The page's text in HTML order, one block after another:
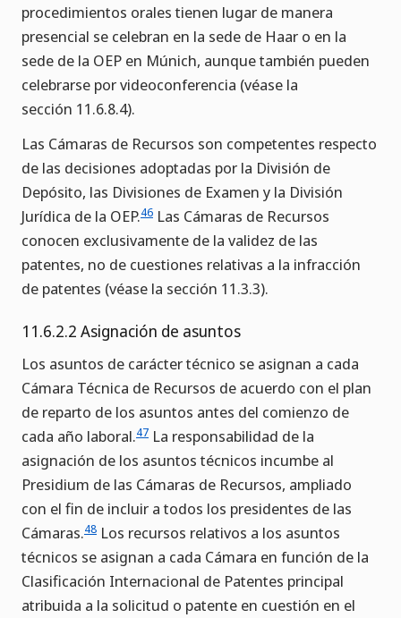
procedimientos orales tienen lugar de manera
presencial se celebran en la sede de Haar o en la
sede de la OEP en Múnich, aunque también pueden
celebrarse por videoconferencia (véase la
sección 11.6.8.4).
Las Cámaras de Recursos son competentes respecto
de las decisiones adoptadas por la División de
Depósito, las Divisiones de Examen y la División
Jurídica de la OEP.46 Las Cámaras de Recursos
conocen exclusivamente de la validez de las
patentes, no de cuestiones relativas a la infracción
de patentes (véase la sección 11.3.3).
11.6.2.2 Asignación de asuntos
Los asuntos de carácter técnico se asignan a cada
Cámara Técnica de Recursos de acuerdo con el plan
de reparto de los asuntos antes del comienzo de
cada año laboral.47 La responsabilidad de la
asignación de los asuntos técnicos incumbe al
Presidium de las Cámaras de Recursos, ampliado
con el fin de incluir a todos los presidentes de las
Cámaras.48 Los recursos relativos a los asuntos
técnicos se asignan a cada Cámara en función de la
Clasificación Internacional de Patentes principal
atribuida a la solicitud o patente en cuestión en el